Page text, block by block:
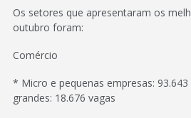
Os setores que apresentaram os
outubro foram:
Comércio
* Micro e pequenas empresas:
grandes: 18.676 vagas